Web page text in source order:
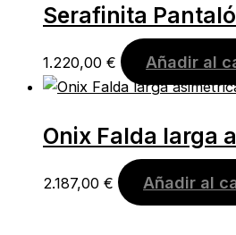
Serafinita
1.220,00 € Añadir al
Onix Falda larga
2.187,00 € Añadir al